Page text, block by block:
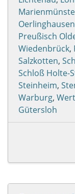
Oerlinghausen
Preußisch
Wiedenbrück,
Salzkotten,
Schloß Holte-
Steinheim,
Warburg,
Gütersloh